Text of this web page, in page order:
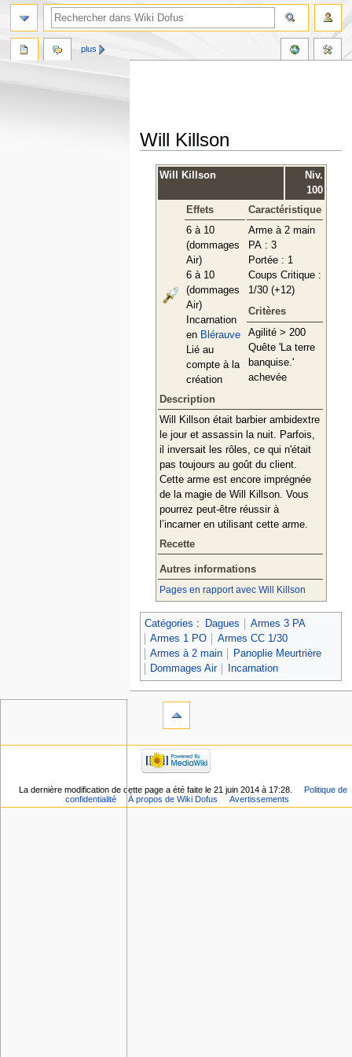
Will Killson
Will Killson
Niv.
100
Effets
Caractéristique
6 à 10
(dommages
Air)
6 à 10
(dommages
Air)
Incarnation
en Blérauve
Lié au
compte à la
création
Arme à 2 main
PA : 3
Portée : 1
Coups Critique :
1/30 (+12)
Critères
Agilité > 200
Quête 'La terre
banquise.'
achevée
Description
Will Killson était barbier ambidextre
le jour et assassin la nuit. Parfois,
il inversait les rôles, ce qui n'était
pas toujours au goût du client.
Cette arme est encore imprégnée
de la magie de Will Killson. Vous
pourrez peut-être réussir à
l’incarner en utilisant cette arme.
Recette
Autres informations
Pages en rapport avec Will Killson
Catégories : Dagues
Armes 3 PA
Armes 1 PO
Armes CC 1/30
Armes à 2 main
Panoplie Meurtrière
Dommages Air
Incarnation
plus
La dernière modification de cette page a été faite le 21 juin 2014 à 17:28.
Politique de
confidentialité
À propos de Wiki Dofus Avertissements